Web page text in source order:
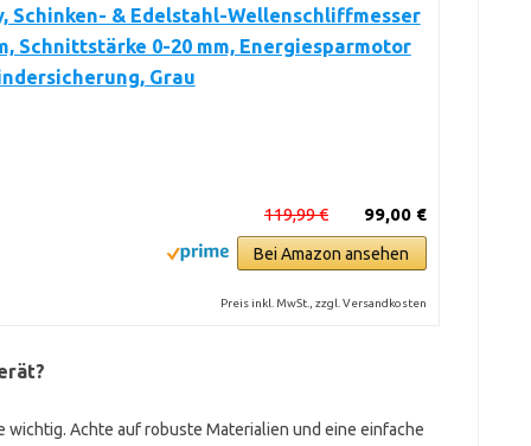
Schinken- & Edelstahl-Wellenschliffmesser
Schnittstärke 0-20 mm, Energiesparmotor
Grau
99,00 €
119,99 €
Bei Amazon ansehen
Preis inkl. MwSt., zzgl. Versandkosten
wichtig. Achte auf robuste Materialien und eine einfache